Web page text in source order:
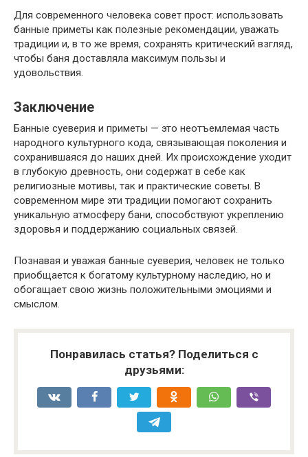
Для современного человека совет прост: использовать
банные приметы как полезные рекомендации, уважать
традиции и, в то же время, сохранять критический взгляд,
чтобы баня доставляла максимум пользы и
удовольствия.
Заключение
Банные суеверия и приметы — это неотъемлемая часть
народного культурного кода, связывающая поколения и
сохранившаяся до наших дней. Их происхождение уходит
в глубокую древность, они содержат в себе как
религиозные мотивы, так и практические советы. В
современном мире эти традиции помогают сохранить
уникальную атмосферу бани, способствуют укреплению
здоровья и поддержанию социальных связей.
Познавая и уважая банные суеверия, человек не только
приобщается к богатому культурному наследию, но и
обогащает свою жизнь положительными эмоциями и
смыслом.
Понравилась статья? Поделиться с
друзьями: